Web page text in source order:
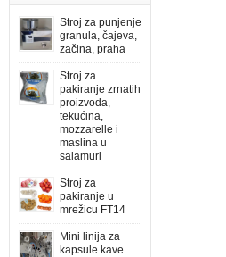
Stroj za punjenje
granula, čajeva,
začina, praha
Stroj za
pakiranje zrnatih
proizvoda,
tekućina,
mozzarelle i
maslina u
salamuri
Stroj za
pakiranje u
mrežicu FT14
Mini linija za
kapsule kave